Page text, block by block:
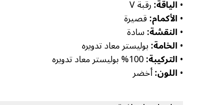
•الياقة:رقبة V
•الأكمام:قصيرة
•النقشة:سادة
•الخامة:بوليستر معاد تدويره
•التركيبة:
•اللون:أخضر